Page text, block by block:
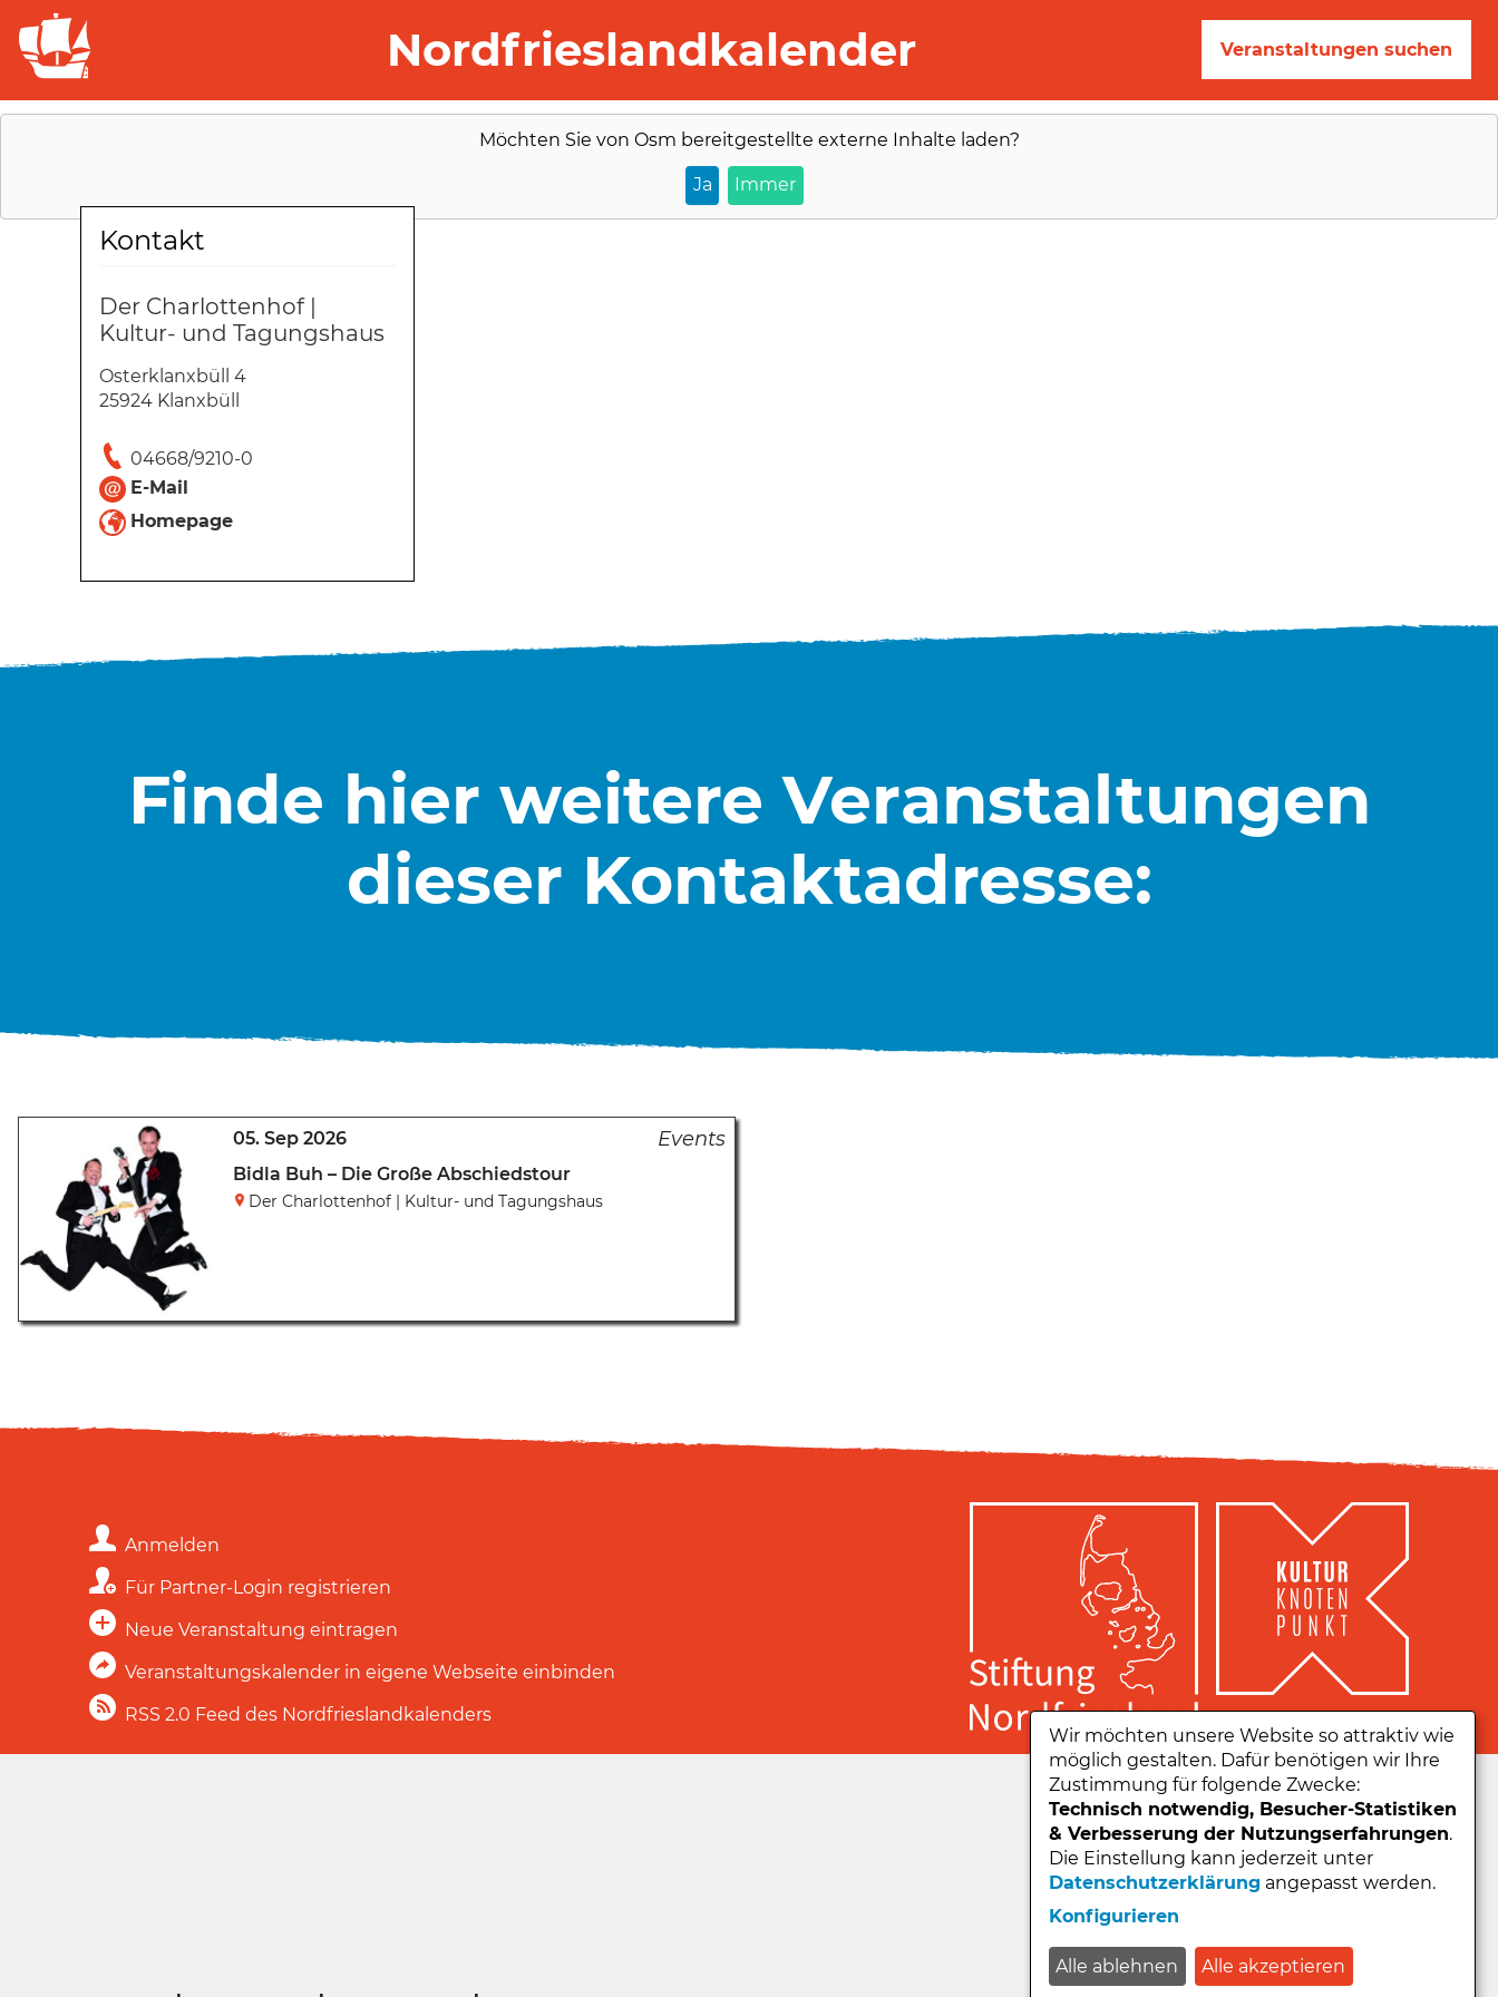
Nordfrieslandkalender Veranstaltungen suchen
Möchten Sie von Osm bereitgestellte externe Inhalte laden?
Ja Immer
Osterklanxbüll 4
25924 Klanxbüll
04668/9210-0
E-Mail
Homepage
Der Charlottenhof |
Kultur- und Tagungshaus
Kontakt
Finde hier weitere Veranstaltungen
dieser Kontaktadresse:
Bidla Buh – Die Große Abschiedstour
05. Sep 2026
Der Charlottenhof | Kultur- und Tagungshaus
Anmelden
Für Partner-Login registrieren
Neue Veranstaltung eintragen
Veranstaltungskalender in eigene Webseite einbinden
RSS 2.0 Feed des Nordfrieslandkalenders
Zu unserer App:
Wir möchten unsere Website so attraktiv wie
möglich gestalten. Dafür benötigen wir Ihre
Zustimmung für folgende Zwecke:
Technisch notwendig, Besucher-Statistiken
& Verbesserung der Nutzungserfahrungen.
Die Einstellung kann jederzeit unter
Datenschutzerklärung angepasst werden.
Konfigurieren
Alle ablehnen Alle akzeptieren